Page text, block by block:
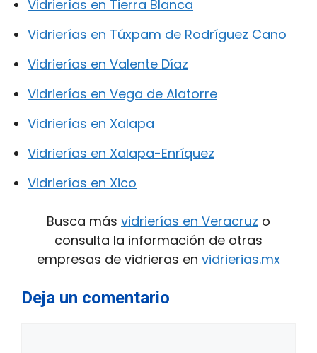
Vidrierías en Tierra Blanca
Vidrierías en Túxpam de Rodríguez Cano
Vidrierías en Valente Díaz
Vidrierías en Vega de Alatorre
Vidrierías en Xalapa
Vidrierías en Xalapa-Enríquez
Vidrierías en Xico
Busca más vidrierías en Veracruz o
consulta la información de otras
empresas de vidrieras en vidrierias.mx
Deja un comentario